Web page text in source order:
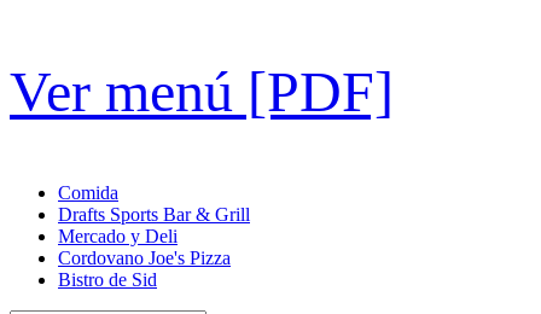
Ver menú [PDF]
Comida
Drafts Sports Bar & Grill
Mercado y Deli
Cordovano Joe's Pizza
Bistro de Sid